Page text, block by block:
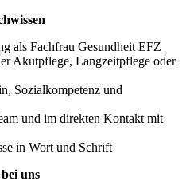
als Fachfrau Gesundheit EFZ
Akutpflege, Langzeitpflege oder
Sozialkompetenz und
und im direkten Kontakt mit
in Wort und Schrift
uns